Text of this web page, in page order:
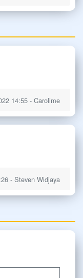
14:55 - Carolime
- Steven Widjaya